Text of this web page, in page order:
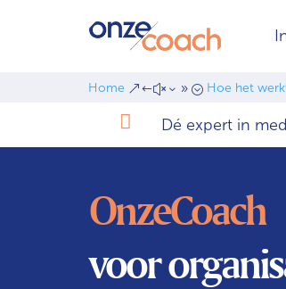
Home &#x39; Hoe het
 Dé expert in
OnzeCoach
voor